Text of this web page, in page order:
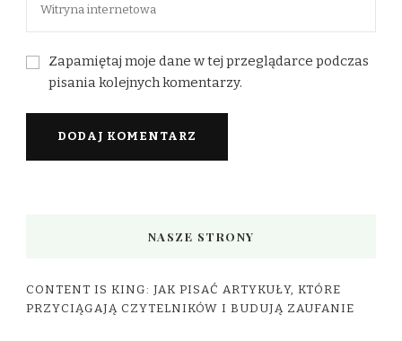
Zapamiętaj moje dane w tej przeglądarce podczas
pisania kolejnych komentarzy.
NASZE STRONY
CONTENT IS KING: JAK PISAĆ ARTYKUŁY, KTÓRE
PRZYCIĄGAJĄ CZYTELNIKÓW I BUDUJĄ ZAUFANIE